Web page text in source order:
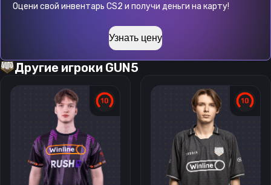
Оцени свой инвентарь CS2 и получи деньги на карту!
Узнать цену
Другие игроки GUN5